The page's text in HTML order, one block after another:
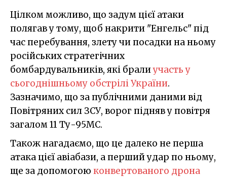
Цілком можливо, що задум цієї атаки
полягав у тому, щоб накрити "Енгельс" під
час перебування, злету чи посадки на ньому
російських стратегічних
бомбардувальників, які бралиучасть у
сьогоднішньому обстрілі України.
Зазначимо, що за публічними даними від
Повітряних сил ЗСУ, ворог підняв у повітря
загалом 11 Ту-95МС.
Також нагадаємо, що це далеко не перша
атака цієї авіабази, а перший удар по ньому,
ще за допомогою конвертованого дрона